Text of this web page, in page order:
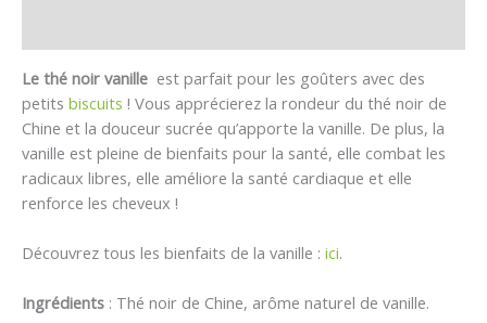
Le thé noir vanille est parfait pour les goûters avec des
petits biscuits ! Vous apprécierez la rondeur du thé noir de
Chine et la douceur sucrée qu’apporte la vanille. De plus, la
vanille est pleine de bienfaits pour la santé, elle combat les
radicaux libres, elle améliore la santé cardiaque et elle
renforce les cheveux !
Découvrez tous les bienfaits de la vanille : ici.
Ingrédients : Thé noir de Chine, arôme naturel de vanille.